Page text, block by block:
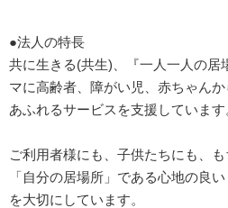
●法人の特長
共に生きる(共生)、『一人一人の居
マに高齢者、障がい児、赤ちゃん
あふれるサービスを支援しています
ご利用者様にも、子供たちにも、
「自分の居場所」である心地の良
を大切にしています。